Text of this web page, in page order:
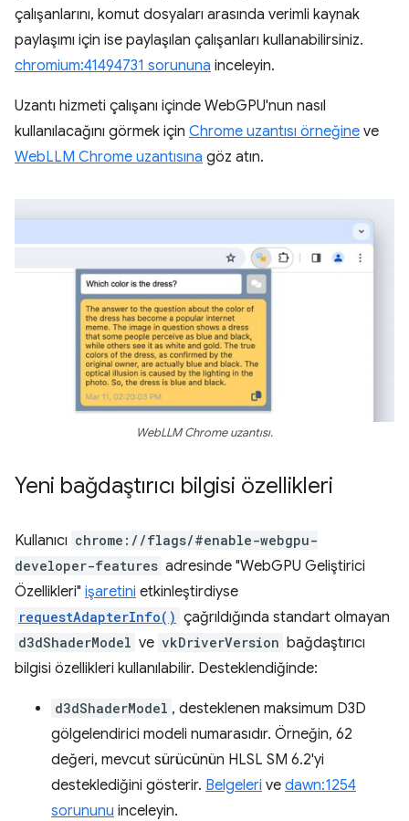
çalışanlarını, komut dosyaları arasında verimli kaynak
paylaşımı için ise paylaşılan çalışanları kullanabilirsiniz.
chromium:41494731 sorununa inceleyin.
Uzantı hizmeti çalışanı içinde WebGPU'nun nasıl
kullanılacağını görmek için Chrome uzantısı örneğine ve
WebLLM Chrome uzantısına göz atın.
WebLLM Chrome uzantısı.
Yeni bağdaştırıcı bilgisi özellikleri
Kullanıcı chrome://flags/#enable-webgpu-
developer-features adresinde "WebGPU Geliştirici
Özellikleri" işaretini etkinleştirdiyse
requestAdapterInfo() çağrıldığında standart olmayan
d3dShaderModel ve vkDriverVersion bağdaştırıcı
bilgisi özellikleri kullanılabilir. Desteklendiğinde:
d3dShaderModel , desteklenen maksimum D3D
gölgelendirici modeli numarasıdır. Örneğin, 62
değeri, mevcut sürücünün HLSL SM 6.2'yi
desteklediğini gösterir. Belgeleri ve dawn:1254
sorununu inceleyin.